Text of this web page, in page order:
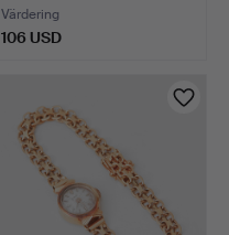
Värdering
106 USD